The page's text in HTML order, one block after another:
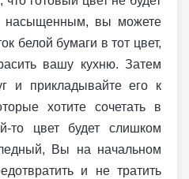
насыщенным, вы можете
белой бумаги в тот цвет,
вашу кухню. Затем
и прикладывайте его к
хотите сочетать в
то цвет будет слишком
Вы на начальном
и не тратить